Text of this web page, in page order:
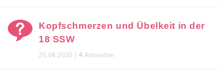
Kopfschmerzen und Übelkeit in der
18 SSW
26.04.2010 | 4 Antworten